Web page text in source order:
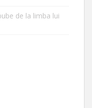
de la limba lui